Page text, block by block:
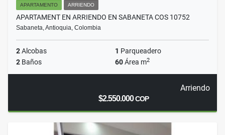
APARTAMENTO ARRIENDO
APARTAMENT EN ARRIENDO EN SABANETA COS 10752
Sabaneta, Antioquia, Colombia
2Alcobas 1 Parqueadero
2 Baños 60Área m2
Arriendo
$2.550.000COP